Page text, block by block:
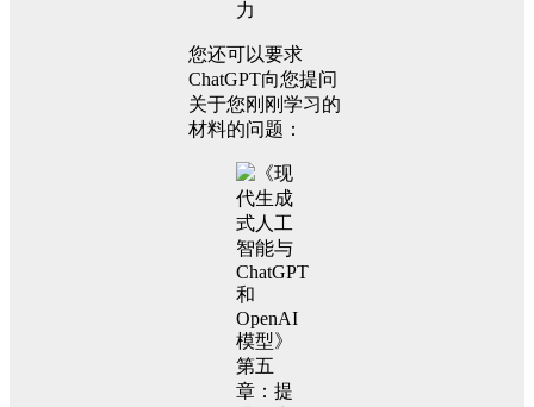
您还可以要求
ChatGPT向您提问
关于您刚刚学习的
材料的问题：